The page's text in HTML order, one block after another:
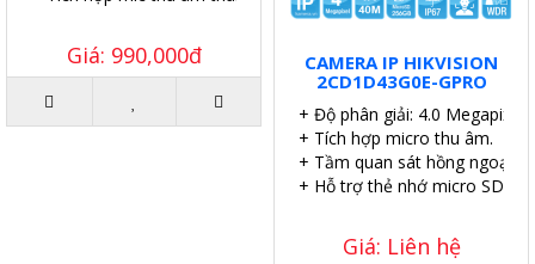
Giá: 990,000đ
CAMERA IP HIKVISION
2CD1D43G0E-GPRO
+ Độ phân giải: 4.0 Megapixel.
+ Tích hợp micro thu âm.
+ Tầm quan sát hồng ngoại:
+ Hỗ trợ thẻ nhớ micro SD
Giá: Liên hệ